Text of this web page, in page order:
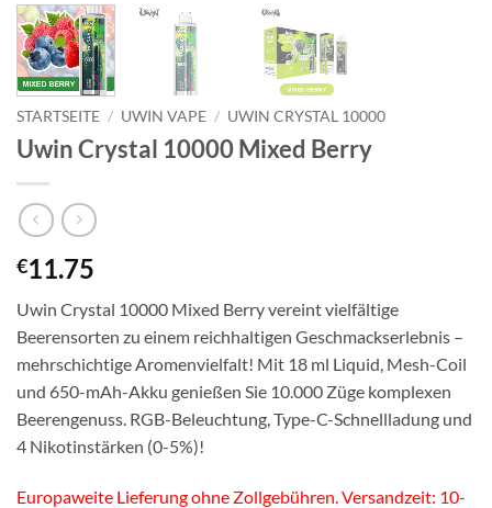
STARTSEITE / UWIN VAPE / UWIN CRYSTAL 10000
Uwin Crystal 10000 Mixed Berry
€11.75
Uwin Crystal 10000 Mixed Berry vereint vielfältige
Beerensorten zu einem reichhaltigen Geschmackserlebnis –
mehrschichtige Aromenvielfalt! Mit 18 ml Liquid, Mesh-Coil
und 650-mAh-Akku genießen Sie 10.000 Züge komplexen
Beerengenuss. RGB-Beleuchtung, Type-C-Schnellladung und
4 Nikotinstärken (0-5%)!
Europaweite Lieferung ohne Zollgebühren. Versandzeit: 10-